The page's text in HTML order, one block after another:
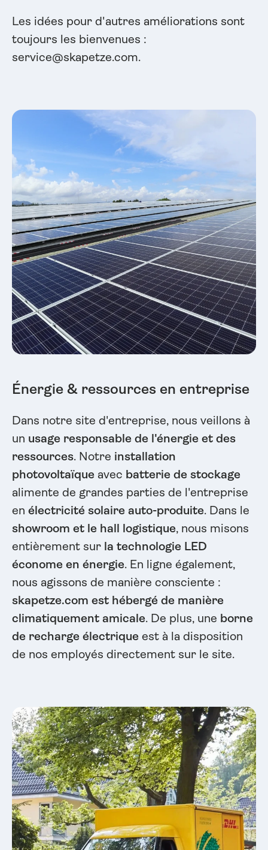
Les idées pour d'autres améliorations sont
toujours les bienvenues :
service@skapetze.com.
Énergie & ressources en entreprise
Dans notre site d'entreprise, nous veillons à
un usage responsable de l'énergie et des
ressources. Notre installation
photovoltaïque avec batterie de stockage
alimente de grandes parties de l'entreprise
en électricité solaire auto-produite. Dans le
showroom et le hall logistique, nous misons
entièrement sur la technologie LED
économe en énergie. En ligne également,
nous agissons de manière consciente :
skapetze.com est hébergé de manière
climatiquement amicale. De plus, une borne
de recharge électrique est à la disposition
de nos employés directement sur le site.